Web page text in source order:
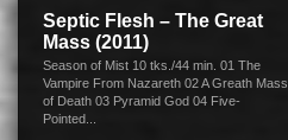
Septic Flesh – The Great
Mass (2011)
Season of Mist 10 tks./44 min. 01 The
Vampire From Nazareth 02 A Greath Mass
of Death 03 Pyramid God 04 Five-
Pointed...